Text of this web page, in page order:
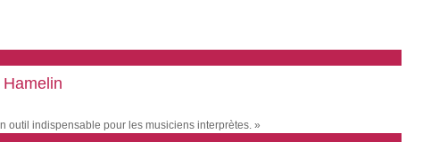
outil indispensable pour les musiciens interprètes. »